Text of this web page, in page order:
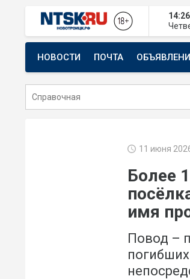
14:26
НОВОСТИ ПОЧТА
СТРОИТЕЛЬСТВО И РЕМОНТ
11 июня
Более
имя
Повод –